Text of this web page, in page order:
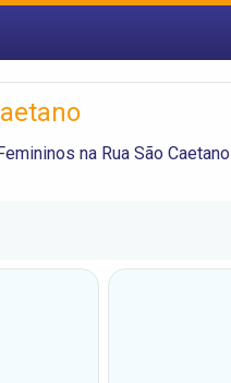
na Rua São Caetano